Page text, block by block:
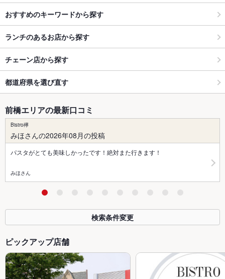
おすすめのキーワードから探す
ランチのあるお店から探す
チェーン店から探す
都道府県を選び直す
前橋エリアの最新口コミ
Bistro欅
みほさんの2026年08月の投稿
パスタがとても美味しかったです！絶対また行きます！
みほさん
検索条件変更
ピックアップ店舗